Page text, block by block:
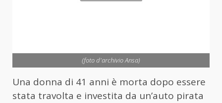
(foto d'archivio Ansa)
Una donna di 41 anni è morta dopo essere
stata travolta e investita da un’auto pirata